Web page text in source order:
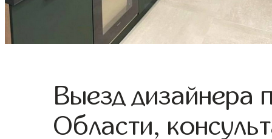
Выезд дизайнера
Области,